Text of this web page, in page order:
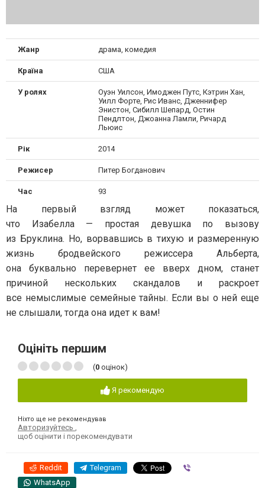
Жанр драма, комедия
Країна США
У ролях
Оуэн Уилсон, Имоджен Путс, Кэтрин Хан,
Уилл Форте, Рис Иванс, Дженнифер
Энистон, Сибилл Шепард, Остин
Пендлтон, Джоанна Ламли, Ричард
Льюис
Рік 2014
Режисер Питер Богданович
Час 93
На первый взгляд может показаться,
что Изабелла — простая девушка по вызову
из Бруклина. Но, ворвавшись в тихую и размеренную
жизнь бродвейского режиссера Альберта,
она буквально перевернет ее вверх дном, станет
причиной нескольких скандалов и раскроет
все немыслимые семейные тайны. Если вы о ней еще
не слышали, тогда она идет к вам!
Оцініть першим
(0 оцінок)
Я рекомендую
Ніхто ще не рекомендував
Авторизуйтесь ,
щоб оцінити і порекомендувати
Reddit Telegram
WhatsApp